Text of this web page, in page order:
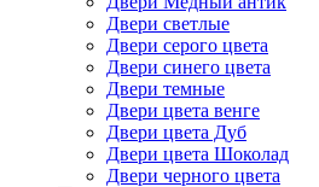
Двери светлые
Двери серого цвета
Двери синего цвета
Двери темные
Двери цвета венге
Двери цвета Дуб
Двери цвета Шоколад
Двери черного цвета